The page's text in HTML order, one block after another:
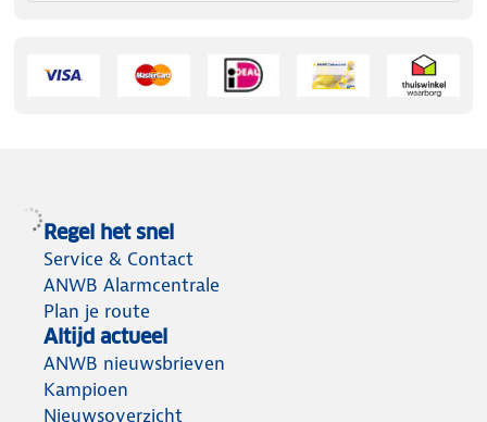
Regel het snel
Service & Contact
ANWB Alarmcentrale
Plan je route
Altijd actueel
ANWB nieuwsbrieven
Kampioen
Nieuwsoverzicht